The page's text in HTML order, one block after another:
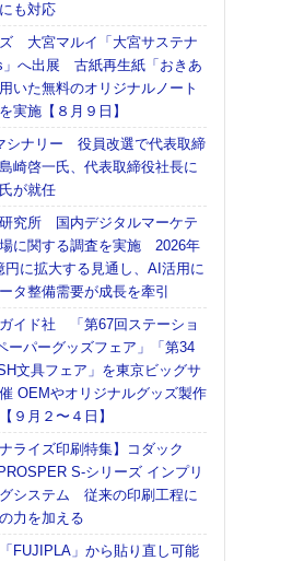
も対応
大宮マルイ「大宮サステナ
」へ出展 古紙再生紙「おきあ
いた無料のオリジナルノート
実施【８月９日】
シナリー 役員改選で代表取締
崎啓一氏、代表取締役社長に
が就任
究所 国内デジタルマーケテ
に関する調査を実施 2026年
円に拡大する見通し、AI活用に
タ整備需要が成長を牽引
イド社 「第67回ステーショ
ーパーグッズフェア」「第34
文具フェア」を東京ビッグサ
OEMやオリジナルグッズ製作
９月２〜４日】
ナライズ印刷特集】コダック
S-シリーズ インプリ
システム 従来の印刷工程に
力を加える
FUJIPLA」から貼り直し可能